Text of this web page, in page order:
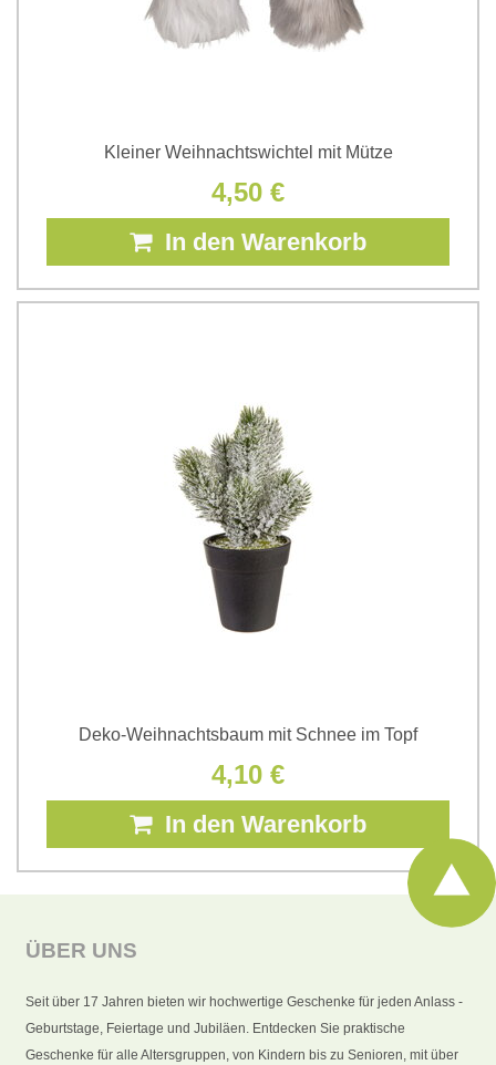
Kleiner Weihnachtswichtel mit Mütze
4,50 €
In den Warenkorb
Deko-Weihnachtsbaum mit Schnee im Topf
4,10 €
In den Warenkorb
ÜBER UNS
Seit über 17 Jahren bieten wir hochwertige Geschenke für jeden Anlass -
Geburtstage, Feiertage und Jubiläen. Entdecken Sie praktische
Geschenke für alle Altersgruppen, von Kindern bis zu Senioren, mit über